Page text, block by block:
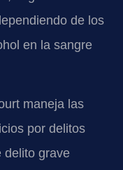
de los
en la sangre
maneja las
por delitos
delito grave